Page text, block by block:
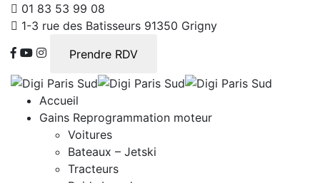
01 83 53 99 08
1-3 rue des Batisseurs 91350 Grigny
Prendre RDV
Accueil
Gains Reprogrammation moteur
Voitures
Bateaux – Jetski
Tracteurs